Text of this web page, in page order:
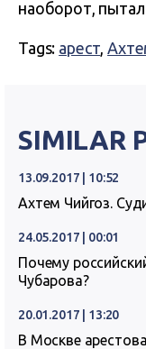
наоборот,
Tags: арест,
SIMILAR
13.09.2017 | 10:52
Ахтем Чийгоз.
24.05.2017 | 00:01
Почему
Чубарова?
20.01.2017 | 13:20
В Москве